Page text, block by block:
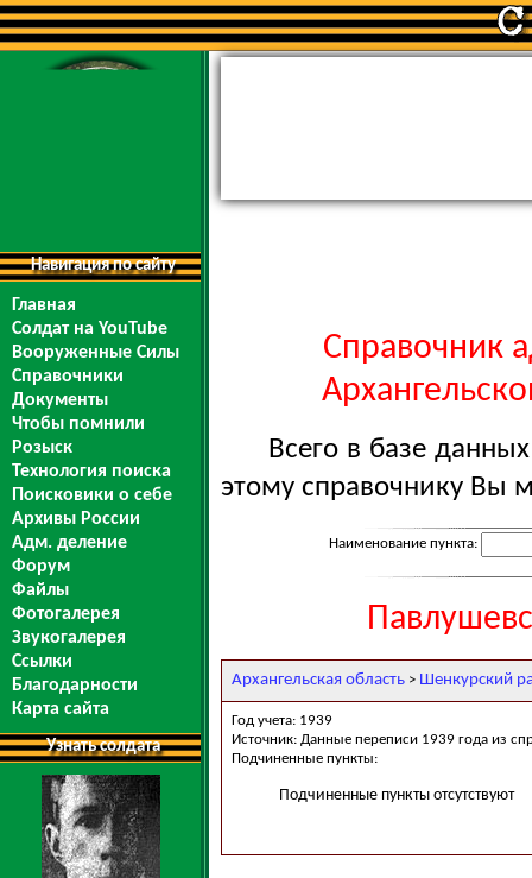
Навигация по сайту
Главная
Солдат на YouTube
Вооруженные Силы
Справочники
Документы
Чтобы помнили
Розыск
Технология поиска
Поисковики о себе
Архивы России
Адм. деление
Форум
Файлы
Фотогалерея
Звукогалерея
Ссылки
Благодарности
Карта сайта
Узнать солдата
Справочник
Всего в базе
этому справочнику Вы
Наименование пункта:
Архангельская область > Шенкурский
Год учета: 1939
Источник: Данные переписи 1939 года из
Подчиненные пункты:
Подчиненные пункты отсутствуют